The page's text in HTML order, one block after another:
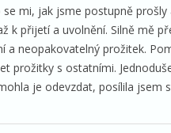
mi, jak jsme postupně
k přijetí a uvolnění. Silně mě
a neopakovatelný prožitek.
prožitky s ostatními.
je odevzdat, posílila jsem